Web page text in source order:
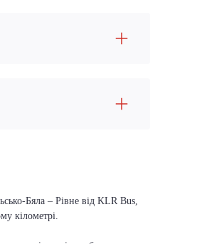
Бяла – Рівне від KLR Bus,
кілометрі.